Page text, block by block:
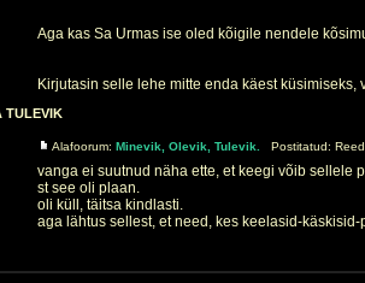
Aga kas Sa Urmas ise oled kõigile nendele
Kirjutasin selle lehe mitte enda käest
TULEVIK
Alafoorum: Minevik, Olevik, Tulevik. Postitatud:
vanga ei suutnud näha ette, et keegi võib sellele
st see oli plaan.
oli küll, täitsa kindlasti.
aga lähtus sellest, et need, kes keelasid-